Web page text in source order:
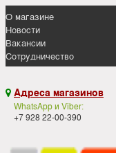
О магазине
Новости
Вакансии
Сотрудничество
 Адреса магазинов
WhatsApp и Viber:
+7 928 22-00-390